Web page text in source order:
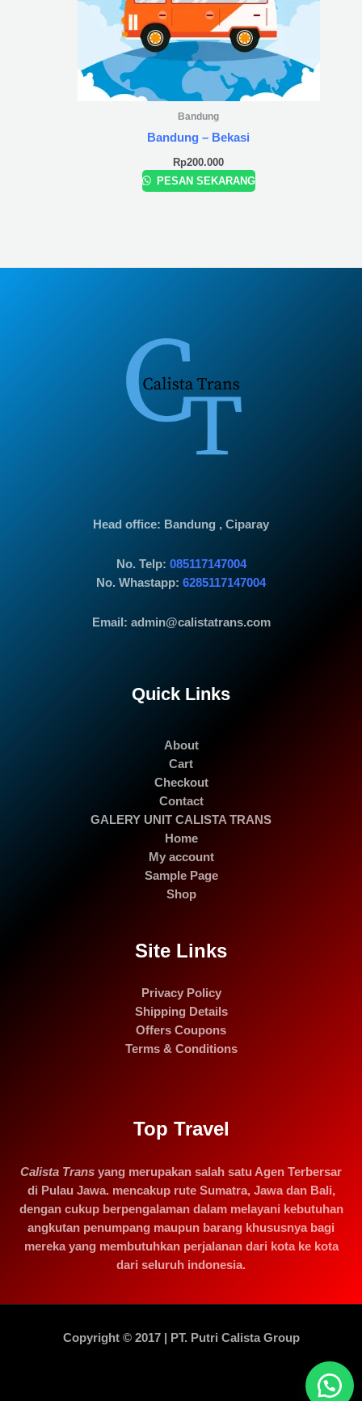
Bandung
Bandung – Bekasi
Rp200.000
PESAN SEKARANG
Head office: Bandung , Ciparay
No. Telp: 085117147004
No. Whastapp: 6285117147004
Email: admin@calistatrans.com
Quick Links
About
Cart
Checkout
Contact
GALERY UNIT CALISTA TRANS
Home
My account
Sample Page
Shop
Site Links
Privacy Policy
Shipping Details
Offers Coupons
Terms & Conditions
Top Travel
Calista Trans yang merupakan salah satu Agen Terbersar
di Pulau Jawa. mencakup rute Sumatra, Jawa dan Bali,
dengan cukup berpengalaman dalam melayani kebutuhan
angkutan penumpang maupun barang khususnya bagi
mereka yang membutuhkan perjalanan dari kota ke kota
dari seluruh indonesia.
Copyright © 2017 | PT. Putri Calista Group